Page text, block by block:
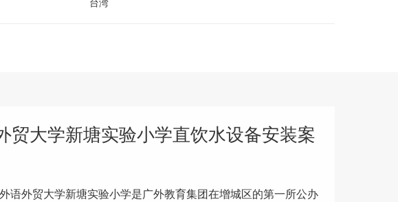
贸大学新塘实验小学直饮水设备安装案
语外贸大学新塘实验小学是广外教育集团在增城区的第一所公办